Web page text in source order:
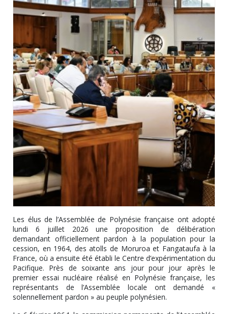
Les élus de l’Assemblée de Polynésie française ont adopté
lundi 6 juillet 2026 une proposition de délibération
demandant officiellement pardon à la population pour la
cession, en 1964, des atolls de Moruroa et Fangataufa à la
France, où a ensuite été établi le Centre d’expérimentation du
Pacifique. Près de soixante ans jour pour jour après le
premier essai nucléaire réalisé en Polynésie française, les
représentants de l’Assemblée locale ont demandé «
solennellement pardon » au peuple polynésien.